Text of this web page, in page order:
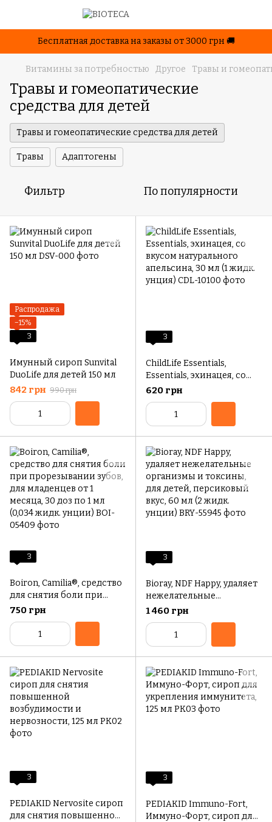
Бесплатная доставка на заказы от 3000 грн 🚚
Витамины за потребностью Другое Травы и
Травы и гомеопатические
средства для детей
Травы и гомеопатические средства для детей
Травы Адаптогены
Фильтр По популярности
Распродажа
−15%
3
Имунный сироп Sunvital
DuoLife для детей 150 мл
842 грн 990 грн
3
ChildLife Essentials,
Essentials, эхинацея, со
вкусом натурального
апельсина, 30 мл (1 жидк.
унция)
620 грн
3
Boiron, Camilia®, средство
для снятия боли при
прорезывании зубов, для
младенцев от 1 месяца, 30
доз по 1 мл (0,034 жидк.
унции)
750 грн
3
Bioray, NDF Happy, удаляет
нежелательные
организмы и токсины,
для детей, персиковый
вкус, 60 мл (2 жидк.
унции)
1 460 грн
3
PEDIAKID Nervosite сироп
для снятия повышенной
3
PEDIAKID Immuno-Fort,
Иммуно-Форт, сироп для